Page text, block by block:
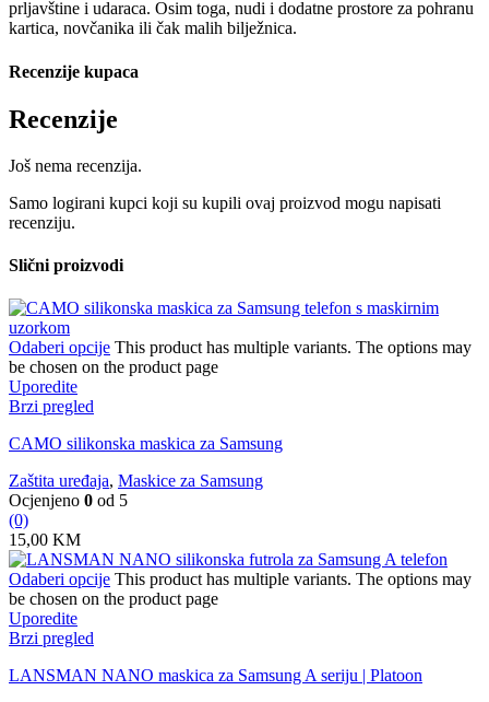
prljavštine i udaraca. Osim toga, nudi i dodatne prostore za pohranu
kartica, novčanika ili čak malih bilježnica.
Recenzije kupaca
Recenzije
Još nema recenzija.
Samo logirani kupci koji su kupili ovaj proizvod mogu napisati
recenziju.
Slični proizvodi
Odaberi opcije This product has multiple variants. The options may
be chosen on the product page
Uporedite
Brzi pregled
CAMO silikonska maskica za Samsung
Zaštita uređaja, Maskice za Samsung
Ocjenjeno 0 od 5
(0)
15,00 KM
Odaberi opcije This product has multiple variants. The options may
be chosen on the product page
Uporedite
Brzi pregled
LANSMAN NANO maskica za Samsung A seriju | Platoon